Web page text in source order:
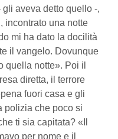
gli aveva detto quello -,
incontrato una notte
mi ha dato la docilità
il vangelo. Dovunque
quella notte». Poi il
diretta, il terrore
fuori casa e gli
polizia che poco si
ti sia capitata? «Il
per nome e il